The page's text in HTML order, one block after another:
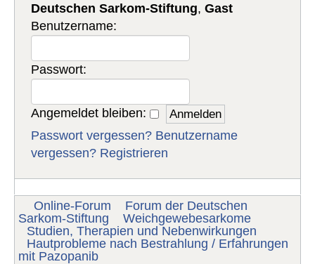
Deutschen Sarkom-Stiftung,Gast
Benutzername:
Passwort:
Angemeldet bleiben:
Passwort vergessen? Benutzername
vergessen? Registrieren
Online-Forum
Forum der Deutschen
Sarkom-Stiftung
Weichgewebesarkome
Studien, Therapien und Nebenwirkungen
Hautprobleme nach Bestrahlung / Erfahrungen
mit Pazopanib